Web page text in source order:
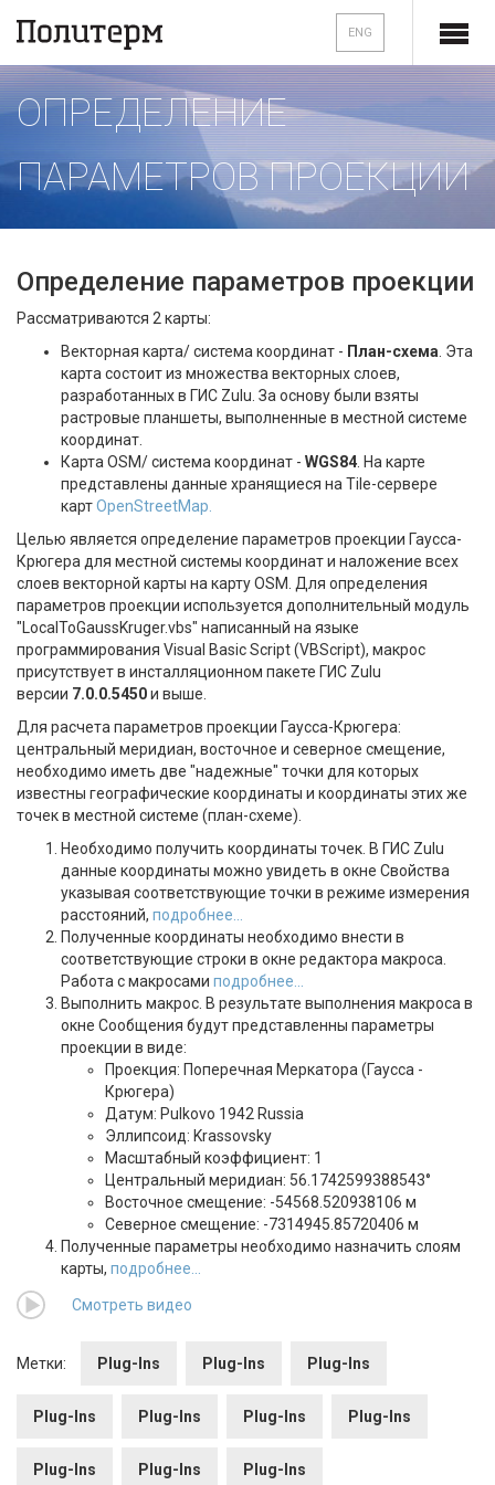
ENG
ОПРЕДЕЛЕНИЕ
ПАРАМЕТРОВ ПРОЕКЦИИ
Определение параметров проекции
Рассматриваются 2 карты:
Векторная карта/ система координат - План-схема . Эта
карта состоит из множества векторных слоев,
разработанных в ГИС Zulu. За основу были взяты
растровые планшеты, выполненные в местной системе
координат.
Карта OSM/ система координат - WGS84 . На карте
представлены данные хранящиеся на Tile-сервере
картOpenStreetMap.
Целью является определение параметров проекции Гаусса-
Крюгера для местной системы координат и наложение всех
слоев векторной карты на карту OSM. Для определения
параметров проекции используется дополнительный модуль
"LocalToGaussKruger.vbs" написанный на языке
программирования Visual Basic Script (VBScript), макрос
присутствует в инсталляционном пакете ГИС Zulu
версии 7.0.0.5450и выше.
Для расчета параметров проекции Гаусса-Крюгера:
центральный меридиан, восточное и северное смещение,
необходимо иметь две "надежные" точки для которых
известны географические координаты и координаты этих же
точек в местной системе (план-схеме).
Необходимо получить координаты точек. В ГИС Zulu
данные координаты можно увидеть в окне Свойства
указывая соответствующие точки в режиме измерения
расстояний, подробнее...
Полученные координаты необходимо внести в
соответствующие строки в окне редактора макроса.
Работа с макросами подробнее...
Выполнить макрос. В результате выполнения макроса в
окне Сообщения будут представленны параметры
проекции в виде:
Проекция: Поперечная Меркатора (Гаусса -
Крюгера)
Датум: Pulkovo 1942 Russia
Эллипсоид: Krassovsky
Масштабный коэффициент: 1
Центральный меридиан: 56.1742599388543°
Восточное смещение: -54568.520938106 м
Северное смещение: -7314945.85720406 м
Полученные параметры необходимо назначить слоям
карты, подробнее...
Смотреть видео
Метки: Plug-Ins Plug-Ins Plug-Ins
Plug-Ins Plug-Ins Plug-Ins Plug-Ins
Plug-Ins Plug-Ins Plug-Ins